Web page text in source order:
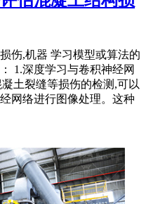
伤,机器 学习模型或算法的
1.深度学习与卷积神经网
土裂缝等损伤的检测,可以
网络进行图像处理。这种